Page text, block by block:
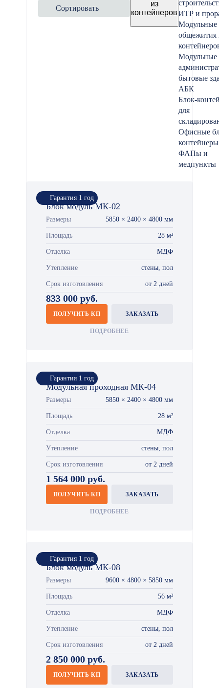
Сортировать
из
контейнеровИТР и
Модульные
общежития
Модульные
бытовые
АБК
Блок-
для
Офисные
контейнеры
ФАПы и
медпункты
Гарантия 1 год
Блок модуль МК-02
Размеры 5850 × 2400 × 4800 мм
Площадь 28 м²
Отделка МДФ
Утепление стены, пол
Срок изготовления от 2 дней
833 000 руб.
ПОЛУЧИТЬ КП ЗАКАЗАТЬ
ПОДРОБНЕЕ
Гарантия 1 год
Модульная проходная МК-04
Размеры 5850 × 2400 × 4800 мм
Площадь 28 м²
Отделка МДФ
Утепление стены, пол
Срок изготовления от 2 дней
1 564 000 руб.
ПОЛУЧИТЬ КП ЗАКАЗАТЬ
ПОДРОБНЕЕ
Гарантия 1 год
Блок модуль МК-08
Размеры 9600 × 4800 × 5850 мм
Площадь 56 м²
Отделка МДФ
Утепление стены, пол
Срок изготовления от 2 дней
2 850 000 руб.
ПОЛУЧИТЬ КП ЗАКАЗАТЬ